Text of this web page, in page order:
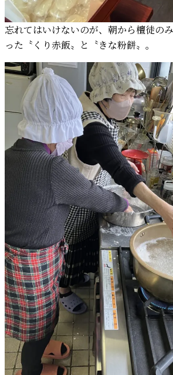
忘れてはいけないのが、朝から檀徒の
った〝くり赤飯〟と〝きな粉餅〟。